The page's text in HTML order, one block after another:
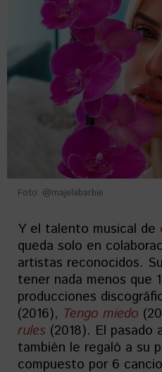
Foto: @majelabarbie
Y el talento musical de
queda solo en
artistas reconocidos.
tener nada menos que
producciones
(2016), Tengo miedo
rules (2018). El pasado
también le regaló a su
compuesto por 6